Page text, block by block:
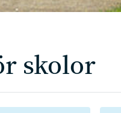
skolor